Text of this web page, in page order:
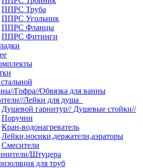
ППРС Труба
ППРС Угольник
ППРС Фланцы
ППРС Фитинги
Гофра//Обвязка для ванны
Лейки для душа
Душевой гарнитур// Душевые стойки//
Поручни
Кран-водонагреватель
Лейки,носики,держатели,аэраторы
Смесители
Штуцера
для труб